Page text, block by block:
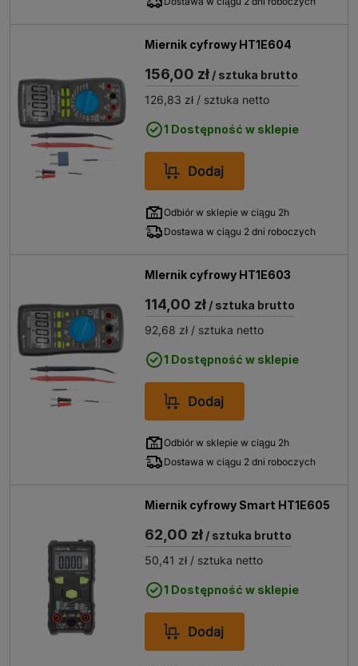
Miernik cyfrowy HT1E604
156,00 zł / sztuka brutto
126,83 zł / sztuka netto
1 Dostępność w sklepie
Dodaj
Odbiór w sklepie w ciągu 2h
Dostawa w ciągu 2 dni roboczych
MIernik cyfrowy HT1E603
114,00 zł / sztuka brutto
92,68 zł / sztuka netto
1 Dostępność w sklepie
Dodaj
Odbiór w sklepie w ciągu 2h
Dostawa w ciągu 2 dni roboczych
Miernik cyfrowy Smart HT1E605
62,00 zł / sztuka brutto
50,41 zł / sztuka netto
1 Dostępność w sklepie
Dodaj